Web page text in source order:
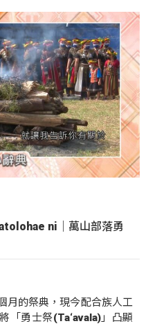
ni｜萬山部落勇
月的祭典，現今配合族人工
「勇士祭(Ta‘avala)」凸顯